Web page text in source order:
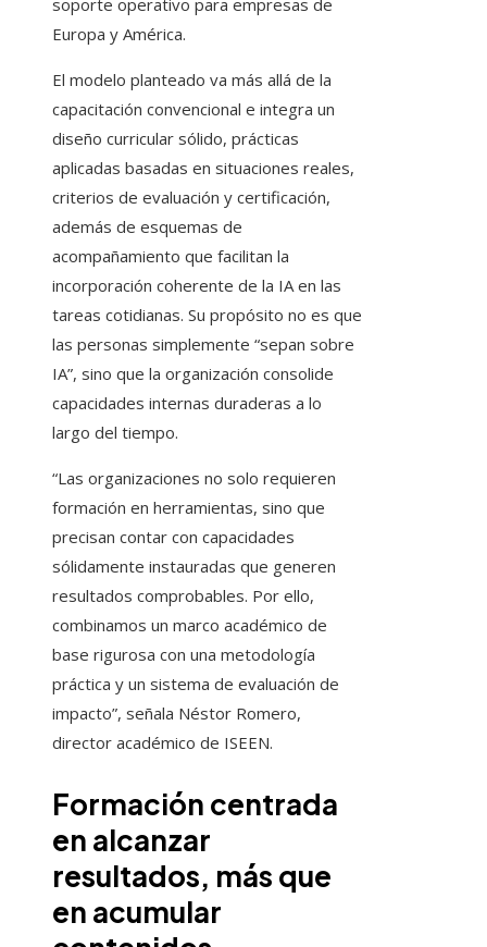
soporte operativo para empresas de
Europa y América.
El modelo planteado va más allá de la
capacitación convencional e integra un
diseño curricular sólido, prácticas
aplicadas basadas en situaciones reales,
criterios de evaluación y certificación,
además de esquemas de
acompañamiento que facilitan la
incorporación coherente de la IA en las
tareas cotidianas. Su propósito no es que
las personas simplemente “sepan sobre
IA”, sino que la organización consolide
capacidades internas duraderas a lo
largo del tiempo.
“Las organizaciones no solo requieren
formación en herramientas, sino que
precisan contar con capacidades
sólidamente instauradas que generen
resultados comprobables. Por ello,
combinamos un marco académico de
base rigurosa con una metodología
práctica y un sistema de evaluación de
impacto”, señala Néstor Romero,
director académico de ISEEN.
Formación centrada
en alcanzar
resultados, más que
en acumular